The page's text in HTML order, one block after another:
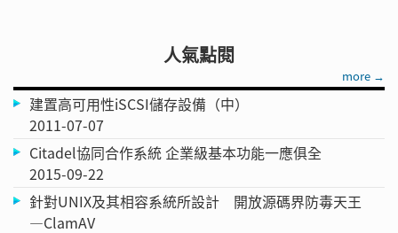
人氣點閱
more →
建置高可用性iSCSI儲存設備（中）
2011-07-07
Citadel協同合作系統 企業級基本功能一應俱全
2015-09-22
針對UNIX及其相容系統所設計 開放源碼界防毒天王
—ClamAV